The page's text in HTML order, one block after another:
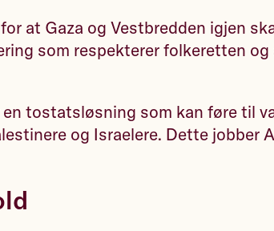
at Gaza og Vestbredden igjen
som respekterer folkeretten og
tostatsløsning som kan føre til
og Israelere. Dette jobber